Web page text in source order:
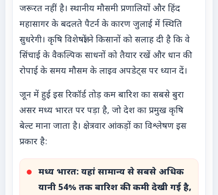
जरूरत नहीं है। स्थानीय मौसमी प्रणालियों और हिंद
महासागर के बदलते पैटर्न के कारण जुलाई में स्थिति
सुधरेगी। कृषि विशेषज्ञों ने किसानों को सलाह दी है कि वे
सिंचाई के वैकल्पिक साधनों को तैयार रखें और धान की
रोपाई के समय मौसम के लाइव अपडेट्स पर ध्यान दें।
जून में हुई इस रिकॉर्ड तोड़ कम बारिश का सबसे बुरा
असर मध्य भारत पर पड़ा है, जो देश का प्रमुख कृषि
बेल्ट माना जाता है। क्षेत्रवार आंकड़ों का विश्लेषण इस
प्रकार है:
मध्य भारत: यहां सामान्य से सबसे अधिक
यानी 54% तक बारिश की कमी देखी गई है,